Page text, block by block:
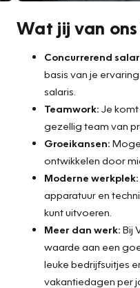
Wat jij van
Concurrerend
basis van je
salaris.
Teamwork: Je
gezellig team van
Groeikansen:
ontwikkelen door
Moderne werkplek:
apparatuur en
kunt uitvoeren.
Meer dan werk: Bij
waarde aan een
leuke bedrijfsuitjes
vakantiedagen per